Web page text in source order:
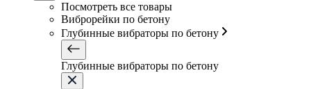
Посмотреть все товары
Виброрейки по бетону
Глубинные вибраторы по бетону
Глубинные вибраторы по бетону